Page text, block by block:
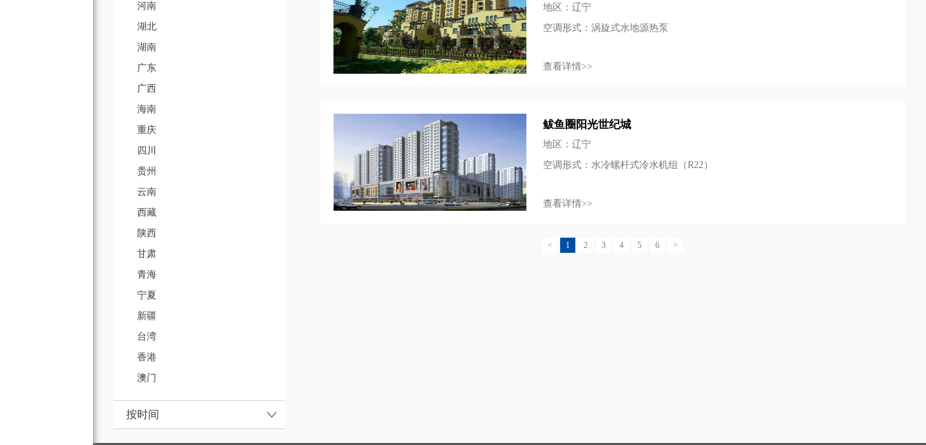
河南
湖北
湖南
广东
广西
海南
重庆
四川
贵州
云南
西藏
陕西
甘肃
青海
宁夏
新疆
台湾
香港
澳门
按时间
地区：辽宁
空调形式：涡旋式水地源热泵
查看详情>>
鲅鱼圈阳光世纪城
地区：辽宁
空调形式：水冷螺杆式冷水机组（R22）
查看详情>>
< 1 2 3 4 5 6 >